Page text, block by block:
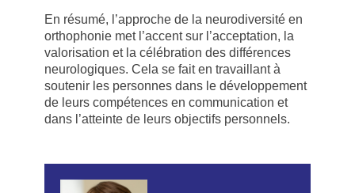
En résumé, l’approche de la neurodiversité en
orthophonie met l’accent sur l’acceptation, la
valorisation et la célébration des différences
neurologiques. Cela se fait en travaillant à
soutenir les personnes dans le développement
de leurs compétences en communication et
dans l’atteinte de leurs objectifs personnels.